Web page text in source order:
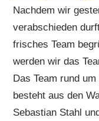
Nachdem wir
verabschieden
frisches Team
werden wir das
Das Team rund
besteht aus den
Sebastian Stahl